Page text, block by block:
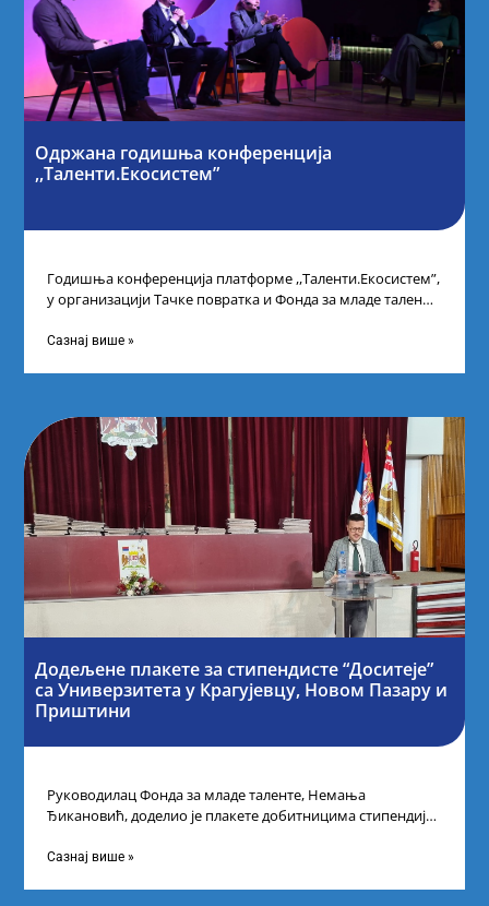
Одржана годишња конференција
,,Таленти.Екосистем”
Годишња конференција платформе ,,Таленти.Екосистем”,
у организацији Тачке повратка и Фонда за младе таленте
Сазнај више »
Додељене плакете за стипендисте “Доситеје”
са Универзитета у Крагујевцу, Новом Пазару и
Приштини
Руководилац Фонда за младе таленте, Немања
Ђикановић, доделио је плакете добитницима стипендије
Сазнај више »